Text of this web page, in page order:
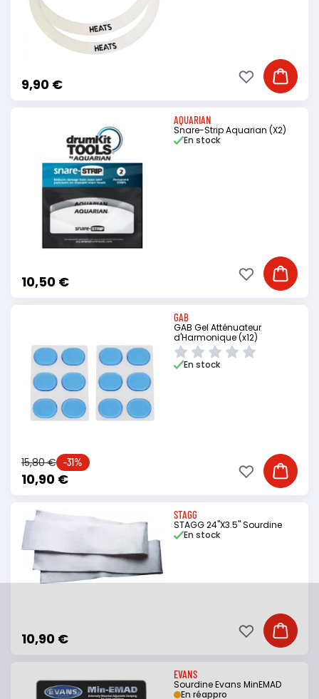
9,90 € Ajouter
Ajouter à ma
AQUARIAN
Snare-Strip Aquarian (X2)
10,50 €
En stock
Ajouter
Ajouter à ma
GAB
GAB Gel Atténuateur
d'Harmonique (x12)
10,90 €
15,80 € -31%
En stock
Ajouter
Ajouter à ma
STAGG
STAGG 24"X3.5" Sourdine
10,90 €
En stock
Ajouter
Ajouter à ma
EVANS
Sourdine Evans MinEMAD
En réappro